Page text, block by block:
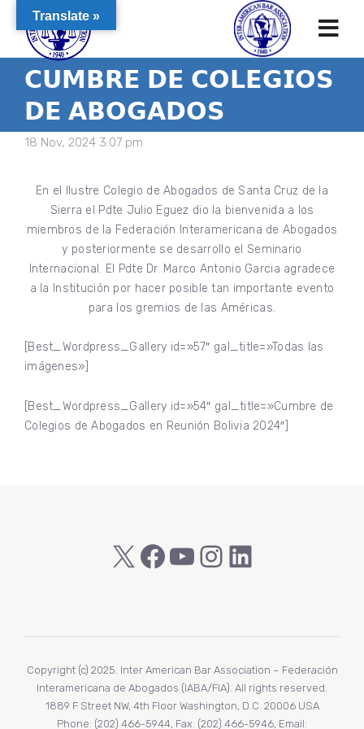
𝗖𝗨𝗠𝗕𝗥𝗘 𝗗𝗘 𝗖𝗢𝗟𝗘𝗚𝗜𝗢𝗦
𝗗𝗘 𝗔𝗕𝗢𝗚𝗔𝗗𝗢𝗦
18 Nov, 2024 3:07 pm
En el Ilustre Colegio de Abogados de Santa Cruz de la
Sierra el Pdte Julio Eguez dio la bienvenida a los
miembros de la Federación Interamericana de Abogados
y posteriormente se desarrollo el Seminario
Internacional. El Pdte Dr. Marco Antonio Garcia agradece
a la Institución por hacer posible tan importante evento
para los gremios de las Américas.
[Best_Wordpress_Gallery id=»57″ gal_title=»Todas las
imágenes»]
[Best_Wordpress_Gallery id=»54″ gal_title=»Cumbre de
Colegios de Abogados en Reunión Bolivia 2024″]
X Facebook
YouTube
Instagram
LinkedIn
Copyright (c) 2025. Inter American Bar Association – Federación
Interamericana de Abogados (IABA/FIA). All rights reserved.
1889 F Street NW, 4th Floor Washington, D.C. 20006 USA
Phone: (202) 466-5944, Fax: (202) 466-5946, Email:
Translate »